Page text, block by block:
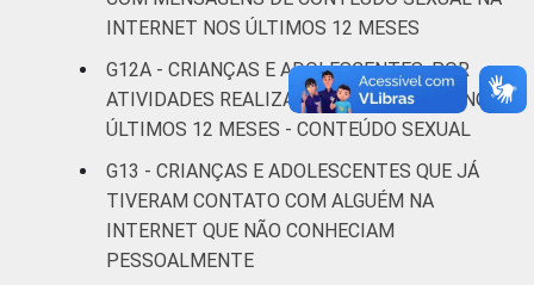
respondeu
CLASSE
SOCIAL
AB 15
C 15
DE 15
Fonte: CGI.br/NIC.br, Centro Regional de
INTERNET NOS ÚLTIMOS 12 MESES
G12A - CRIANÇAS E ADOLESCENTES, POR
ATIVIDADES REALIZADAS NA INTERNET NOS
ÚLTIMOS 12 MESES - CONTEÚDO SEXUAL
G13 - CRIANÇAS E ADOLESCENTES QUE JÁ
TIVERAM CONTATO COM ALGUÉM NA
INTERNET QUE NÃO CONHECIAM
PESSOALMENTE